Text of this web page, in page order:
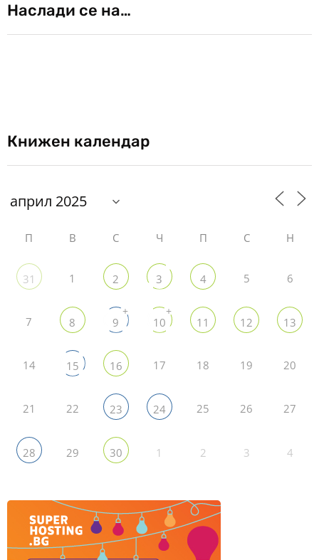
Наслади се на…
Книжен календар
П В С Ч П С Н
31 1 2 3 4 5 6
7 8 9
+
10
+
11 12 13
14 15 16 17 18 19 20
21 22 23 24 25 26 27
28 29 30 1 2 3 4